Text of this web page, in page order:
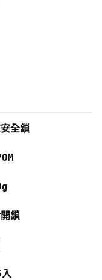
全鎖
鎖